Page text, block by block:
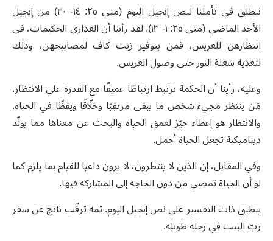
ننطلق في تأملنا لنص إنجيل اليوم (متى ٢٥: ١٤- ٣٠) من إنجيل
الأحد الماضي (متى ٢٥: ١- ١٣). لقد رأينا أن العذارى الحكيمات، في
انتظارهن للعريس، قمن بتوفير زيت كاف لمصابيحهن، وذلك
لتغذية شعلة النور حتى وصول العريس.
وعليه، رأينا أن الحكمة ترتبط ارتباطًا عميقًا مع القدرة على الانتظار.
مَن ينتظر مجيء شخص ما يبقى مرتقِبًا وخلّاقًا ويقظًا في الحياة.
والانتظار هو إعطاء حيّز لعمق الحياة والبحث عن معناها مما يولّد
ديناميكية تجعل الحياة أجمل.
وفي المقابل، إن الذين لا ينتظرون، لا يرون داعيا للقيام بما يلزم كما
لو أن الحياة تمضي من دون الحاجة إلى المشاركة فيها.
ينطبق ذات التفسير على نص إنجيل اليوم. ثمة ترقّب ناتج عن سفر
ربّ البيت في رحلة طويلة.